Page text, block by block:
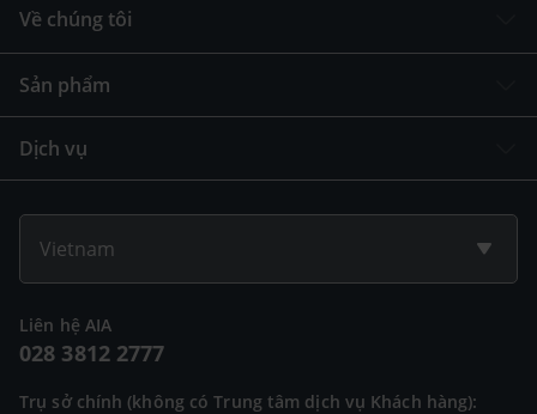
Về chúng tôi
Sản phẩm
Dịch vụ
Vietnam
Liên hệ AIA
028 3812 2777
Trụ sở chính (không có Trung tâm dịch vụ Khách hàng):